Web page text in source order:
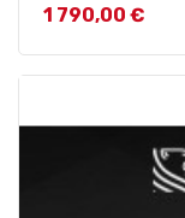
Prix
1 790,00 €